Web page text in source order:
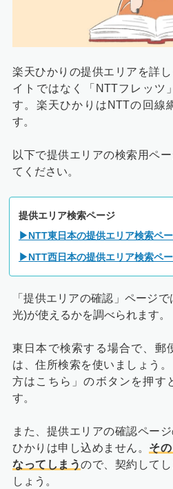
楽天ひかりの提供エリアを詳
イトではなく「NTTフレッツ
す。楽天ひかりはNTTの回線
す。
以下で提供エリアの検索用ペ
てください。
提供エリア検索ページ
▶NTT東日本の提供エリア検索ペ
▶NTT西日本の提供エリア検索ペ
「提供エリアの確認」ページ
光)が使えるかを調べられます。
東日本で検索する場合で、郵
は、住所検索を使いましょう
方はこちら」のボタンを押す
す。
また、提供エリアの確認ペー
ひかりは申し込めません。 そ
なってしまうので、契約して
しょう。